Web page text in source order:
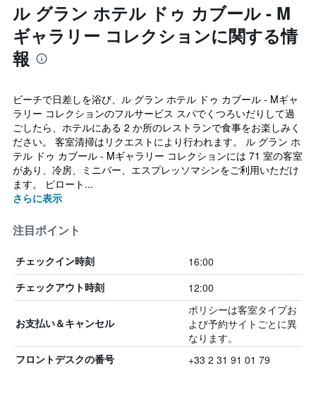
ル グラン ホテル ドゥ カブール - M
ギャラリー コレクションに関する情
報
ビーチで日差しを浴び、ル グラン ホテル ドゥ カブール - Mギャ
ラリー コレクションのフルサービス スパでくつろいだりして過
ごしたら、ホテルにある 2 か所のレストランで食事をお楽しみく
ださい。 客室清掃はリクエストにより行われます。 ル グラン ホ
テル ドゥ カブール - Mギャラリー コレクションには 71 室の客室
があり、冷房、ミニバー、エスプレッソマシンをご利用いただけ
ます。 ピロート...
さらに表示
注目ポイント
チェックイン時刻 16:00
チェックアウト時刻 12:00
お支払い＆キャンセル
ポリシーは客室タイプお
よび予約サイトごとに異
なります。
フロントデスクの番号 +33 2 31 91 01 79